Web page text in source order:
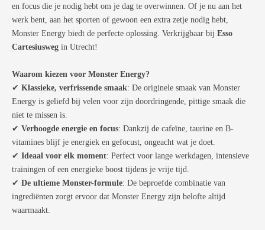
en focus die je nodig hebt om je dag te overwinnen. Of je nu aan het
werk bent, aan het sporten of gewoon een extra zetje nodig hebt,
Monster Energy biedt de perfecte oplossing. Verkrijgbaar bij Esso
Cartesiusweg in Utrecht!
Waarom kiezen voor Monster Energy?
✔ Klassieke, verfrissende smaak: De originele smaak van Monster
Energy is geliefd bij velen voor zijn doordringende, pittige smaak die
niet te missen is.
✔ Verhoogde energie en focus: Dankzij de cafeïne, taurine en B-
vitamines blijf je energiek en gefocust, ongeacht wat je doet.
✔ Ideaal voor elk moment: Perfect voor lange werkdagen, intensieve
trainingen of een energieke boost tijdens je vrije tijd.
✔ De ultieme Monster-formule: De beproefde combinatie van
ingrediënten zorgt ervoor dat Monster Energy zijn belofte altijd
waarmaakt.